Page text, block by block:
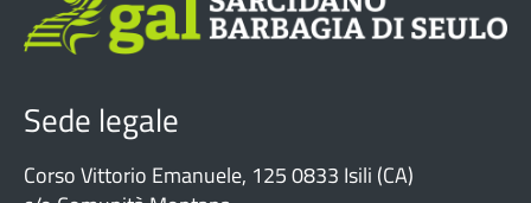
Sede legale
Corso Vittorio Emanuele, 125 0833 Isili (CA)